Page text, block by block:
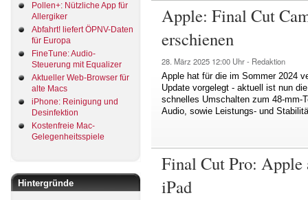
Pollen+: Nützliche App für
Allergiker
Abfahrt! liefert ÖPNV-Daten
für Europa
FineTune: Audio-
Steuerung mit Equalizer
Aktueller Web-Browser für
alte Macs
iPhone: Reinigung und
Desinfektion
Kostenfreie Mac-
Gelegenheitsspiele
Hintergründe
Apple: Final Cut
erschienen
28. März 2025 12:00 Uhr - Redaktion
Apple hat für die im Sommer 2024
Update vorgelegt - aktuell ist nun
schnelles Umschalten zum 48-mm-
Audio, sowie Leistungs- und
Final Cut Pro:
iPad